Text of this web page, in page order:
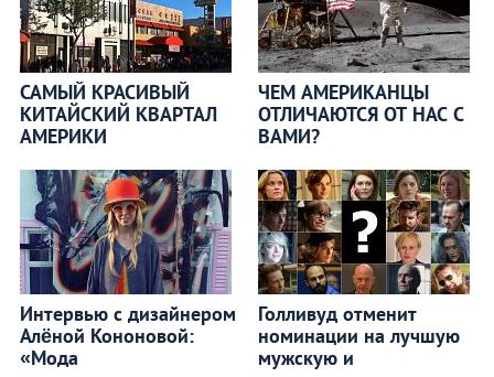
САМЫЙ КРАСИВЫЙ
КИТАЙСКИЙ КВАРТАЛ
АМЕРИКИ
ЧЕМ АМЕРИКАНЦЫ
ОТЛИЧАЮТСЯ ОТ НАС С
ВАМИ?
Интервью с дизайнером
Алёной Кононовой:
«Мода
Голливуд отменит
номинации на лучшую
мужскую и